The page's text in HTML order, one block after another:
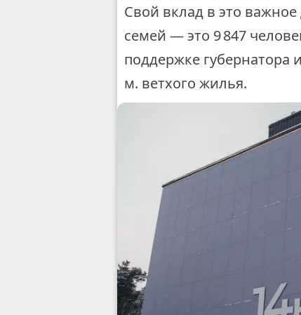
Свой вклад в это важное
семей — это 9 847
поддержке губернатора
м. ветхого жилья.